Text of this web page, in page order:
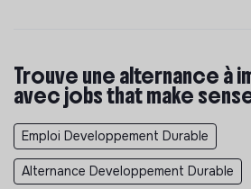
Trouve une alternance à
avec jobs that make
Emploi Developpement Durable
Alternance Developpement Durable